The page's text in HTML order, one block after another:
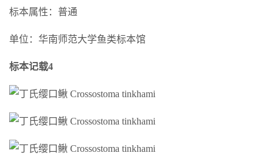
标本属性：普通
单位：华南师范大学鱼类标本馆
标本记载4